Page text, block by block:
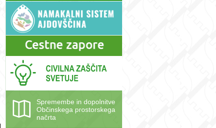
Spremembe in dopolnitve
Občinskega prostorskega
načrta